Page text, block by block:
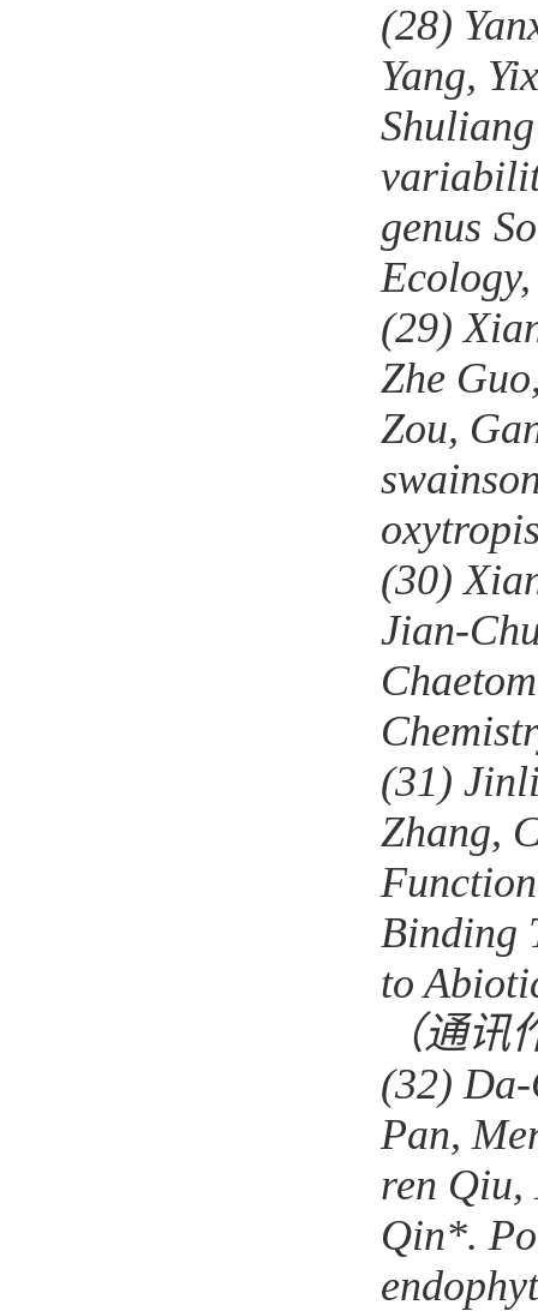
(28)
Yang,
genus
(29)
Zhe
Zou,
(30)
Jian-
(31)
Zhang,
Binding
to
（通讯
(32)Da-
Pan,
ren Qiu,
Qin*.